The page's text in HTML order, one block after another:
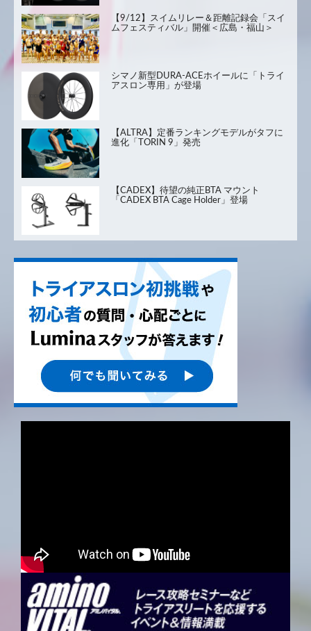
【9/12】スイムリレー＆距離記録会「スイ
ムフェスティバル」開催＜広島・福山＞
シマノ新型DURA-ACEホイールに「トライ
アスロン専用」が登場
【ALTRA】定番ランキングモデルがタフに
進化「TORIN 9」発売
【CADEX】待望の純正BTA マウント
「CADEX BTA Cage Holder」登場